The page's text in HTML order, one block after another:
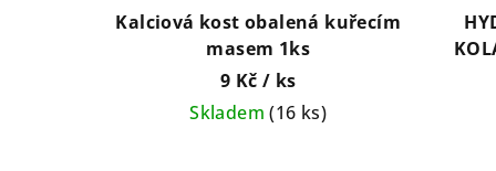
k
r
Kalciová kost obalená kuřecím
masem 1ks
9 Kč / ks
Skladem(16 ks)